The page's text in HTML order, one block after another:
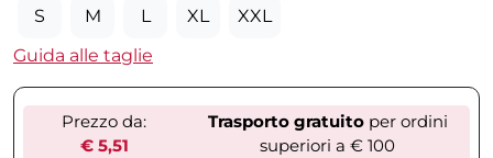
S M L XL
XXL
Guida alle taglie
Prezzo da:
€ 5,51
Trasporto gratuitoper ordini
superiori a € 100